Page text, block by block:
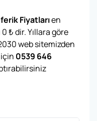
Fiyatlarıen
0₺dir. Yıllara göre
web sitemizden
0539 646